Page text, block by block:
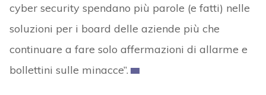
cyber security spendano più parole (e fatti) nelle
soluzioni per i board delle aziende più che
continuare a fare solo affermazioni di allarme e
bollettini sulle minacce”.